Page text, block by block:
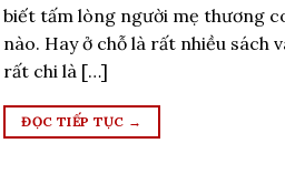
biết tấm lòng người mẹ thương
nào. Hay ở chỗ là rất nhiều sách
rất chi là […]
ĐỌC TIẾP TỤC →